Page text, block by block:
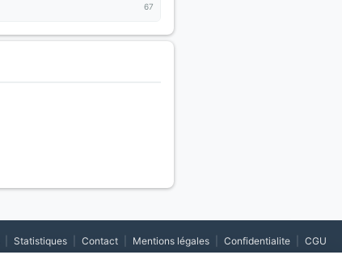
67
Statistiques Contact Mentions légales Confidentialite
CGU